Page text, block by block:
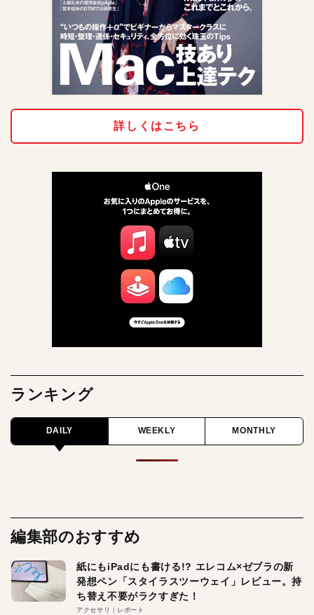
詳しくはこちら
ランキング
DAILY WEEKLY MONTHLY
編集部のおすすめ
紙にもiPadにも書ける!? エレコム×ゼブラの新
発想ペン「スタイラスツーウェイ」レビュー。持
ち替え不要がラクすぎた！
アクセサリ レポート